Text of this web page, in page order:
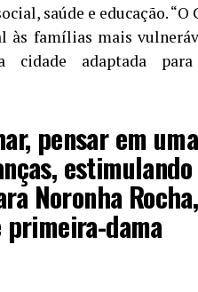
saúde e educação.
famílias mais
cidade adaptada
pensar em
estimulando
Noronha Rocha,
primeira-dama